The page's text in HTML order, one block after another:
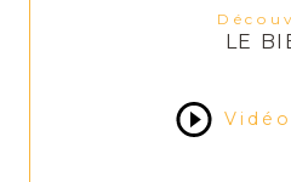
Prestations : double
dépendance sous
clos 873m² et arboré.
LE